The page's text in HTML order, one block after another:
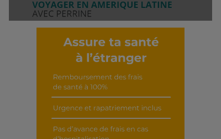
Découvrir cet interview